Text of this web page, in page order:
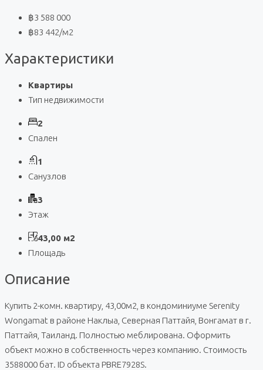
฿3 588 000
฿83 442/м2
Характеристики
Квартиры
Тип недвижимости
2
Спален
1
Санузлов
3
Этаж
43,00 м2
Площадь
Описание
Купить 2-комн. квартиру, 43,00м2, в кондоминиуме Serenity
Wongamat в районе Наклыа, Северная Паттайя, Вонгамат в г.
Паттайя, Таиланд. Полностью меблирована. Оформить
объект можно в собственность через компанию. Стоимость
3588000 бат. ID объекта PBRE7928S.